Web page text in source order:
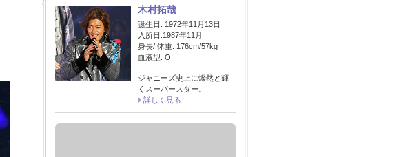
木村拓哉
誕生日: 1972年11月13日
入所日:1987年11月
身長/ 体重: 176cm/57kg
血液型: O
ジャニーズ史上に燦然と輝
くスーパースター。
詳しく見る